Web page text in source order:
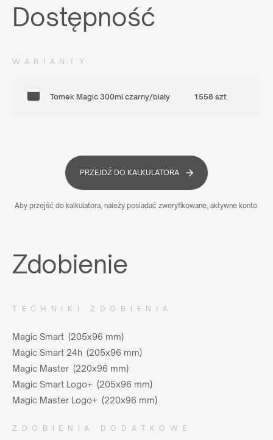
Dostępność
WARIANTY
Tomek Magic 300ml czarny/biały 1558 szt.
PRZEJDŹ DO KALKULATORA
Aby przejść do kalkulatora, należy posiadać zweryfikowane, aktywne konto.
Zdobienie
TECHNIKI ZDOBIENIA
Magic Smart (205x96 mm)
Magic Smart 24h (205x96 mm)
Magic Master (220x96 mm)
Magic Smart Logo+ (205x96 mm)
Magic Master Logo+ (220x96 mm)
ZDOBIENIA DODATKOWE